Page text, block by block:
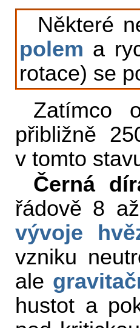
Některé
polem a
rotace) se
Zatímco
přibližně
v tomto
Černá
řádově 8
vývoje
vzniku
ale
hustot a